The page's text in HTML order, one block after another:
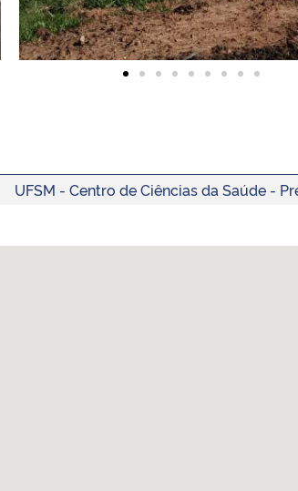
UFSM - Centro de Ciências da Saúde -